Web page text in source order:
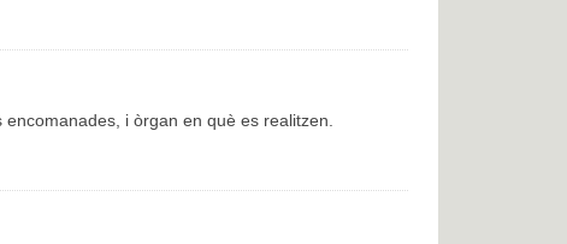
i òrgan en què es realitzen.